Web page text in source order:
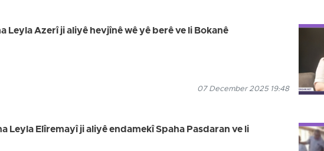
Leyla Azerî ji aliyê hevjînê wê yê berê ve li Bokanê
07 December 2025 19:48
Leyla Elîremayî ji aliyê endamekî Spaha Pasdaran ve li